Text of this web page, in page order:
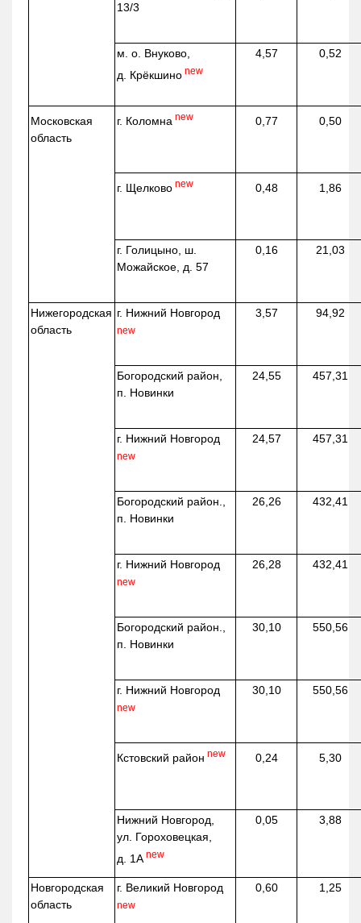
13/3
м. о. Внуково,
д. Крёкшино new
4,57 0,52
Московская
область
г. Коломна new 0,77 0,50
г. Щелково new 0,48 1,86
г. Голицыно, ш.
Можайское, д. 57
0,16 21,03
Нижегородская
область
г. Нижний Новгород
new
3,57 94,92
Богородский район,
п. Новинки
24,55 457,31
г. Нижний Новгород
new
24,57 457,31
Богородский район.,
п. Новинки
26,26 432,41
г. Нижний Новгород
new
26,28 432,41
Богородский район.,
п. Новинки
30,10 550,56
г. Нижний Новгород
new
30,10 550,56
Кстовский район new 0,24 5,30
Нижний Новгород,
ул. Гороховецкая,
д. 1А new
0,05 3,88
Новгородская
область
г. Великий Новгород
new
0,60 1,25